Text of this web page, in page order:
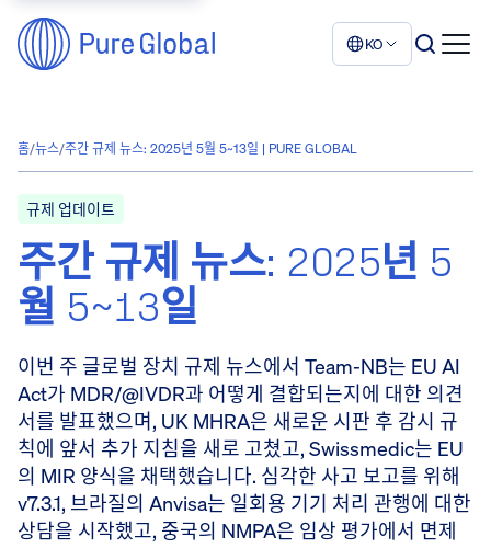
KO
홈/뉴스/주간 규제 뉴스: 2025년 5월 5~13일 | PURE GLOBAL
규제 업데이트
주간 규제 뉴스: 2025년 5
월 5~13일
이번 주 글로벌 장치 규제 뉴스에서 Team-NB는 EU AI
Act가 MDR/@IVDR과 어떻게 결합되는지에 대한 의견
서를 발표했으며, UK MHRA은 새로운 시판 후 감시 규
칙에 앞서 추가 지침을 새로 고쳤고, Swissmedic는 EU
의 MIR 양식을 채택했습니다. 심각한 사고 보고를 위해
v7.3.1, 브라질의 Anvisa는 일회용 기기 처리 관행에 대한
상담을 시작했고, 중국의 NMPA은 임상 평가에서 면제